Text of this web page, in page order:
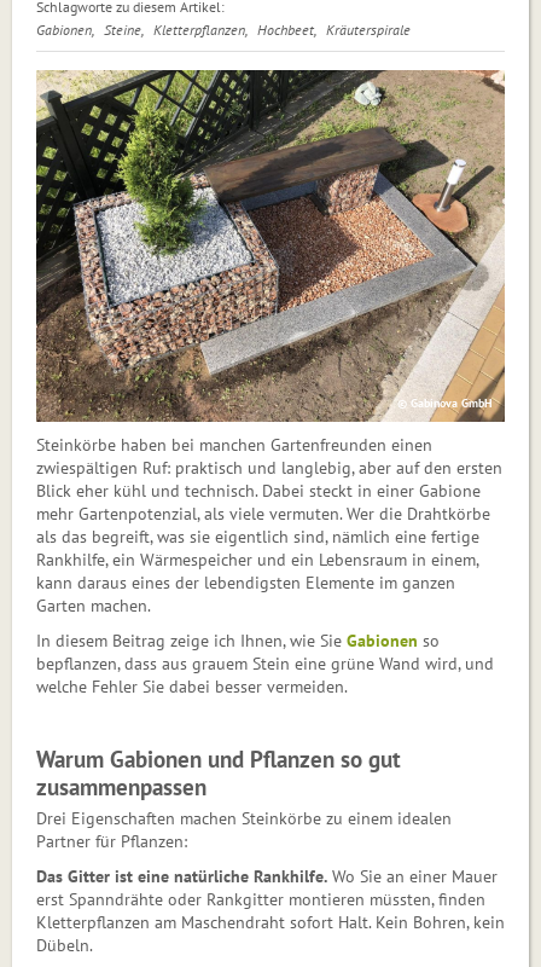
Schlagworte zu diesem Artikel:
Gabionen
Steine Kletterpflanzen Hochbeet Kräuterspirale
© Gabinova GmbH
Steinkörbe haben bei manchen Gartenfreunden einen
zwiespältigen Ruf: praktisch und langlebig, aber auf den ersten
Blick eher kühl und technisch. Dabei steckt in einer Gabione
mehr Gartenpotenzial, als viele vermuten. Wer die Drahtkörbe
als das begreift, was sie eigentlich sind, nämlich eine fertige
Rankhilfe, ein Wärmespeicher und ein Lebensraum in einem,
kann daraus eines der lebendigsten Elemente im ganzen
Garten machen.
In diesem Beitrag zeige ich Ihnen, wie Sie Gabionen so
bepflanzen, dass aus grauem Stein eine grüne Wand wird, und
welche Fehler Sie dabei besser vermeiden.
Warum Gabionen und Pflanzen so gut
zusammenpassen
Drei Eigenschaften machen Steinkörbe zu einem idealen
Partner für Pflanzen:
Das Gitter ist eine natürliche Rankhilfe. Wo Sie an einer Mauer
erst Spanndrähte oder Rankgitter montieren müssten, finden
Kletterpflanzen am Maschendraht sofort Halt. Kein Bohren, kein
Dübeln.